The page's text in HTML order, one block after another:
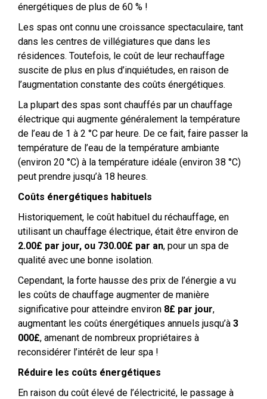
énergétiques de plus de 60 % !
Les spas ont connu une croissance spectaculaire, tant
dans les centres de villégiatures que dans les
résidences. Toutefois, le coût de leur rechauffage
suscite de plus en plus d’inquiétudes, en raison de
l’augmentation constante des coûts énergétiques.
La plupart des spas sont chauffés par un chauffage
électrique qui augmente généralement la température
de l’eau de 1 à 2 °C par heure. De ce fait, faire passer la
température de l’eau de la température ambiante
(environ 20 °C) à la température idéale (environ 38 °C)
peut prendre jusqu’à 18 heures.
Coûts énergétiques habituels
Historiquement, le coût habituel du réchauffage, en
utilisant un chauffage électrique, était être environ de
2.00£ par jour, ou 730.00£ par an, pour un spa de
qualité avec une bonne isolation.
Cependant, la forte hausse des prix de l’énergie a vu
les coûts de chauffage augmenter de manière
significative pour atteindre environ 8£ par jour,
augmentant les coûts énergétiques annuels jusqu’à 3
000£, amenant de nombreux propriétaires à
reconsidérer l’intérêt de leur spa !
Réduire les coûts énergétiques
En raison du coût élevé de l’électricité, le passage à